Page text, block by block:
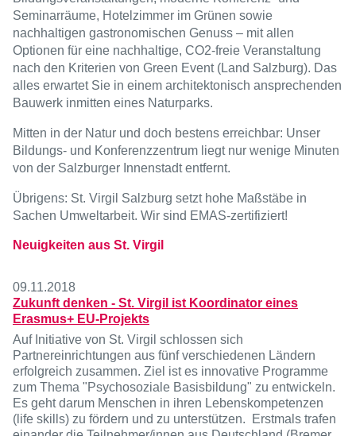
Seminarräume, Hotelzimmer im Grünen sowie
nachhaltigen gastronomischen Genuss – mit allen
Optionen für eine nachhaltige, CO2-freie Veranstaltung
nach den Kriterien von Green Event (Land Salzburg). Das
alles erwartet Sie in einem architektonisch ansprechenden
Bauwerk inmitten eines Naturparks.
Mitten in der Natur und doch bestens erreichbar: Unser
Bildungs- und Konferenzzentrum liegt nur wenige Minuten
von der Salzburger Innenstadt entfernt.
Übrigens: St. Virgil Salzburg setzt hohe Maßstäbe in
Sachen Umweltarbeit. Wir sind EMAS-zertifiziert!
Neuigkeiten aus St. Virgil
09.11.2018
Zukunft denken - St. Virgil ist Koordinator eines
Erasmus+ EU-Projekts
Auf Initiative von St. Virgil schlossen sich
Partnereinrichtungen aus fünf verschiedenen Ländern
erfolgreich zusammen. Ziel ist es innovative Programme
zum Thema "Psychosoziale Basisbildung" zu entwickeln.
Es geht darum Menschen in ihren Lebenskompetenzen
(life skills) zu fördern und zu unterstützen. Erstmals trafen